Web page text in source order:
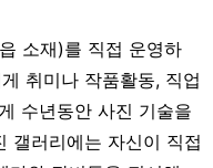
소재)를 직접 운영하
취미나 작품활동, 직업
수년동안 사진 기술을
갤러리에는 자신이 직접